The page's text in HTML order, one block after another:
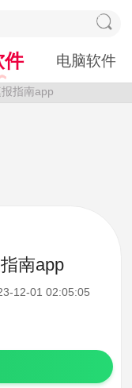
件 电脑软件
指南app
南app
12-01 02:05:05